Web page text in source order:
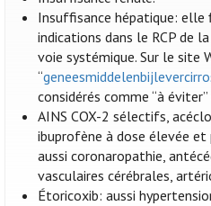
Insuffisance hépatique: elle
indications dans le RCP de
voie systémique. Sur le site
“
considérés comme “à
AINS COX-2 sélectifs,
ibuprofène à dose élevée
aussi coronaropathie,
vasculaires cérébrales,
Étoricoxib: aussi